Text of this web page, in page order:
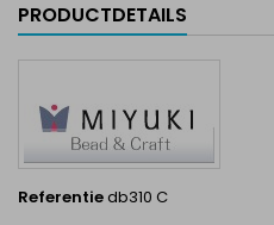
PRODUCTDETAILS
Referentiedb310 C